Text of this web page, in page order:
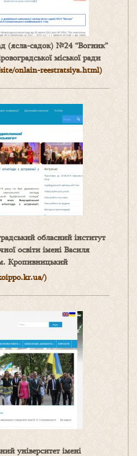
(ясла-садок) №24 “Вогник”
міської ради
onlain-reestratsiya.html)
обласний інститут
освіти імені Василя
Кропивницький
)
університет імені